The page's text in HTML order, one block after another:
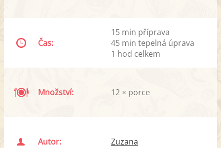
Čas:
15 min příprava
45 min tepelná úprava
1 hod celkem
Množství: 12 × porce
Autor: Zuzana